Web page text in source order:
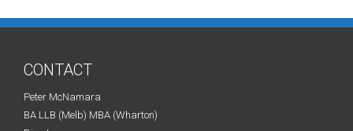
CONTACT
Peter McNamara
BA LLB (Melb) MBA (Wharton)